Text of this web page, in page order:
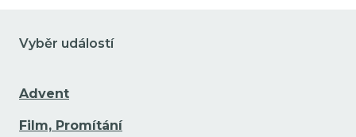
Vyběr událostí
Advent
Film, Promítání